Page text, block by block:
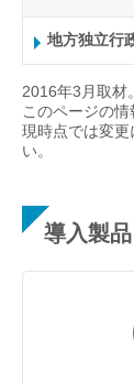
地方独立行
2016年3月取材。
このページの情
現時点では変更
い。
導入製品